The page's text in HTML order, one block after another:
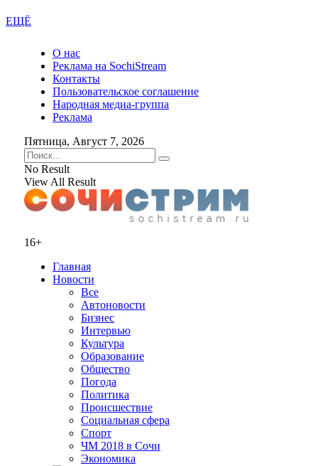
ЕЩЁ
О нас
Реклама на SochiStream
Контакты
Пользовательское соглашение
Народная медиа-группа
Реклама
Пятница, Август 7, 2026
No Result
View All Result
16+
Главная
Новости
Все
Автоновости
Бизнес
Интервью
Культура
Образование
Общество
Погода
Политика
Происшествие
Социальная сфера
Спорт
ЧМ 2018 в Сочи
Экономика